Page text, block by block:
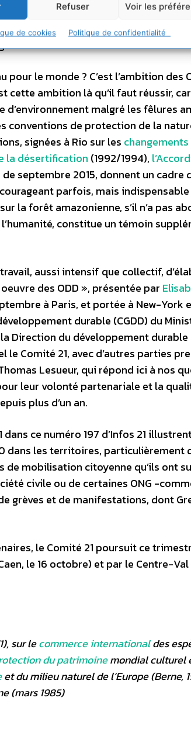
Refuser Voir les
de cookies Politique de confidentialité
peut atteindre nos objectifs, au prix
du GIEC pour limiter le
tout …
le monde ? C’est l’ambition des
cette ambition là qu’il faut réussir,
malgré les fêlures
conventions de protection de la
signées à Rio sur les changements
la désertification (1992/1994),
de septembre 2015, donnent un cadre
parfois, mais
la forêt amazonienne, s’il n’a pas
constitue un témoin
aussi intensif que collectif,
des ODD », présentée par
à Paris, et portée à New-York
durable (CGDD) du
Direction du développement durable
Comité 21, avec d’autres parties
Lesueur, qui répond ici à nos
leur volonté partenariale et la
plus d’un an.
ce numéro 197 d’Infos 21
dans les territoires, particulièrement
mobilisation citoyenne qu’ils ont
civile ou de certaines ONG -
grèves et de manifestations, dont
le Comité 21 poursuit ce
le 16 octobre) et par le Centre-
sur lecommerce internationaldes
du patrimoinemondial culturel
et du milieu naturel de l’Europe (Berne,
(mars 1985)